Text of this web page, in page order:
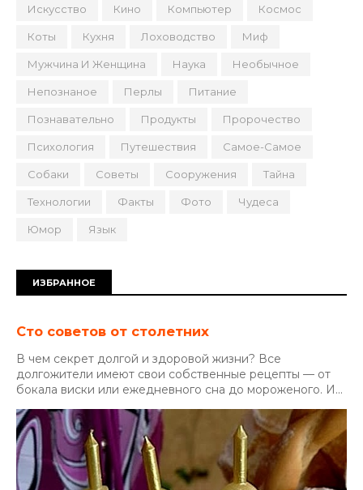
Искусство Кино Компьютер Космос
Коты Кухня Лоховодство Миф
Мужчина И Женщина Наука Необычное
Непознаное Перлы Питание
Познавательно Продукты Пророчество
Психология Путешествия Самое-Самое
Собаки Советы Сооружения Тайна
Технологии Факты Фото Чудеса
Юмор Язык
ИЗБРАННОЕ
Сто советов от столетних
В чем секрет долгой и здоровой жизни? Все
долгожители имеют свои собственные рецепты — от
бокала виски или ежедневного сна до мороженого. И...